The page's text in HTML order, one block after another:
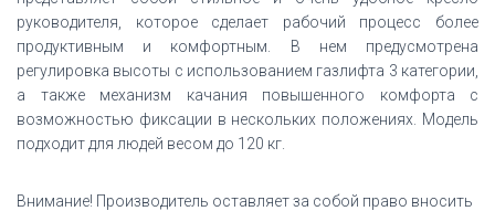
руководителя, которое сделает рабочий процесс более
продуктивным и комфортным. В нем предусмотрена
регулировка высоты с использованием газлифта 3 категории,
а также механизм качания повышенного комфорта с
возможностью фиксации в нескольких положениях. Модель
подходит для людей весом до 120 кг.
Внимание! Производитель оставляет за собой право вносить